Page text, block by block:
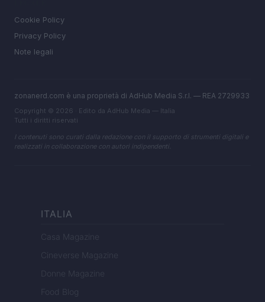
Cookie Policy
Privacy Policy
Note legali
zonanerd.com è una proprietà di AdHub Media S.r.l. — REA 2729933
Copyright © 2026 · Edito da AdHub Media — Italia
Tutti i diritti riservati
I contenuti sono curati dalla redazione con il supporto di strumenti digitali e
realizzati in collaborazione con autori indipendenti.
ITALIA
Casa Magazine
Cineverse Magazine
Donne Magazine
Food Blog